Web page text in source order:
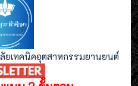
เทคนิคอุตสาหกรรมยานยนต์